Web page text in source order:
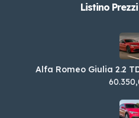
Listino
Alfa Romeo Giulia 2.2